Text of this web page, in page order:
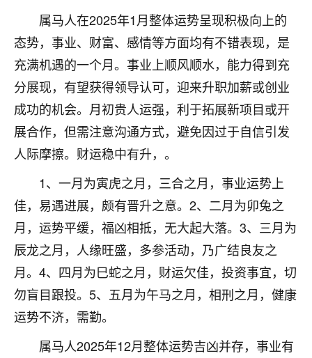
属马人在2025年1月整体运势呈现积极向上的
态势，事业、财富、感情等方面均有不错表现，是
充满机遇的一个月。事业上顺风顺水，能力得到充
分展现，有望获得领导认可，迎来升职加薪或创业
成功的机会。月初贵人运强，利于拓展新项目或开
展合作，但需注意沟通方式，避免因过于自信引发
人际摩擦。财运稳中有升，。
1、一月为寅虎之月，三合之月，事业运势上
佳，易遇进展，颇有晋升之意。2、二月为卯兔之
月，运势平缓，福凶相抵，无大起大落。3、三月为
辰龙之月，人缘旺盛，多参活动，乃广结良友之
月。4、四月为巳蛇之月，财运欠佳，投资事宜，切
勿盲目跟投。5、五月为午马之月，相刑之月，健康
运势不济，需勤。
属马人2025年12月整体运势吉凶并存，事业有
后，我以为都没戏了，结果开年一上班，开会提拔升
职第一个就是我，职务无所谓，主要是底薪加了
3000，非常开心，无论如何，感恩感谢！🙏🏻
鹿森：恭喜升职加薪！！，请客吗？�
12小时前 来自北京 32
心心相印
问题，反正就是不舒服。中医西医看遍了，找不到问
题，后来无意中看到有人推荐慧来老师，跟老师聊过
之后，心情豁然开朗，也听老师建议，处理了一些因
果问题。今年以来，身体比以前好多，主要是心情好
了，老师说境随心转，现在深有体会了。
鹿森 ：是的，其实跟老师聊过之后，最大的感
触，首先就是心态会变好，万般皆是命，半点
不由人！
1天前 来自四川 9